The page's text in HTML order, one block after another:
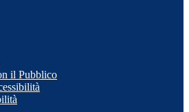
il Pubblico